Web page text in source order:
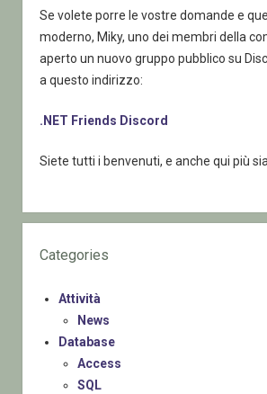
Se volete porre le vostre domande e
moderno, Miky, uno dei membri della
aperto un nuovo gruppo pubblico su
a questo indirizzo:
.NET Friends Discord
Siete tutti i benvenuti, e anche qui più
Categories
Attività
News
Database
Access
SQL